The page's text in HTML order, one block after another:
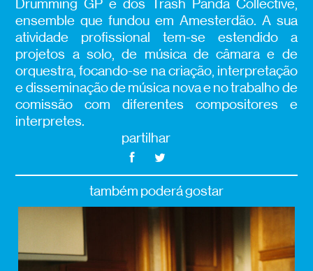
Drumming GP e dos Trash Panda Collective,
ensemble que fundou em Amesterdão. A sua
atividade profissional tem-se estendido a
projetos a solo, de música de câmara e de
orquestra, focando-se na criação, interpretação
e disseminação de música nova e no trabalho de
comissão com diferentes compositores e
interpretes.
partilhar
também poderá gostar